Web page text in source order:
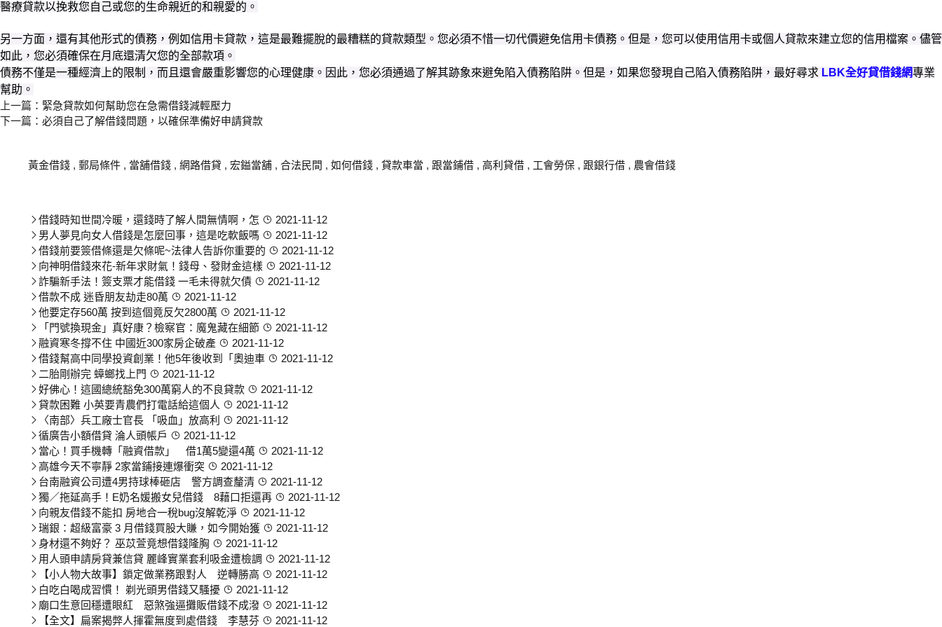
醫療貸款以挽救您自己或您的生命親近的和親愛的。
另一方面，還有其他形式的債務，例如信用卡貸款，這是最難擺脫的最糟糕的貸款類型。您必須不惜一切代價避免信用卡債務。但是，您可以使用信用卡或個人貸款來建立您的信用檔案。儘管
如此，您必須確保在月底還清欠您的全部款項。
債務不僅是一種經濟上的限制，而且還會嚴重影響您的心理健康。因此，您必須通過了解其跡象來避免陷入債務陷阱。但是，如果您發現自己陷入債務陷阱，最好尋求 LBK全好貸借錢網專業
幫助。
上一篇： 緊急貸款如何幫助您在急需借錢減輕壓力
下一篇： 必須自己了解借錢問題，以確保準備好申請貸款
黃金借錢 , 郵局條件 , 當舖借錢 , 網路借貸 , 宏鎰當舖 , 合法民間 , 如何借錢 , 貸款車當 , 跟當鋪借 , 高利貸借 , 工會勞保 , 跟銀行借 , 農會借錢
借錢時知世間冷暖，還錢時了解人間無情啊，怎
2021-11-12
男人夢見向女人借錢是怎麼回事，這是吃軟飯嗎
2021-11-12
借錢前要簽借條還是欠條呢~法律人告訴你重要的
2021-11-12
向神明借錢來花-新年求財氣！錢母、發財金這樣
2021-11-12
詐騙新手法！簽支票才能借錢 一毛未得就欠債
2021-11-12
借款不成 迷昏朋友劫走80萬
2021-11-12
他要定存560萬 按到這個竟反欠2800萬
2021-11-12
「門號換現金」真好康？檢察官：魔鬼藏在細節
2021-11-12
融資寒冬撐不住 中國近300家房企破產
2021-11-12
借錢幫高中同學投資創業！他5年後收到「奧迪車
2021-11-12
二胎剛辦完 蟑螂找上門
2021-11-12
好佛心！這國總統豁免300萬窮人的不良貸款
2021-11-12
貸款困難 小英要青農們打電話給這個人
2021-11-12
〈南部〉兵工廠士官長 「吸血」放高利
2021-11-12
循廣告小額借貸 淪人頭帳戶
2021-11-12
當心！買手機轉「融資借款」 借1萬5變還4萬
2021-11-12
高雄今天不寧靜 2家當鋪接連爆衝突
2021-11-12
台南融資公司遭4男持球棒砸店 警方調查釐清
2021-11-12
獨／拖延高手！E奶名媛搬女兒借錢 8藉口拒還再
2021-11-12
向親友借錢不能扣 房地合一稅bug沒解乾淨
2021-11-12
瑞銀：超級富豪 3 月借錢買股大賺，如今開始獲
2021-11-12
身材還不夠好？ 巫苡萱竟想借錢隆胸
2021-11-12
用人頭申請房貸兼信貸 麗峰實業套利吸金遭檢調
2021-11-12
【小人物大故事】鎖定做業務跟對人 逆轉勝高
2021-11-12
白吃白喝成習慣！ 剃光頭男借錢又騷擾
2021-11-12
廟口生意回穩遭眼紅 惡煞強逼攤販借錢不成潑
2021-11-12
【全文】扁案揭弊人揮霍無度到處借錢 李慧芬
2021-11-12